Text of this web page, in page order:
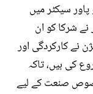
سیکٹر میں
نے شرکا کو ان
نے کارکردگی اور
کی ہیں، تاکہ
صنعت کے لیے